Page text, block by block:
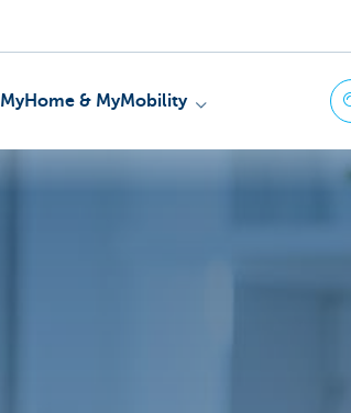
MyHome & MyMobility